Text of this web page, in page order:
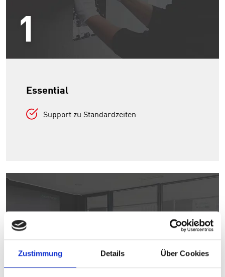
Zustimmung Details Über Cookies
1
Essential
Support zu Standardzeiten